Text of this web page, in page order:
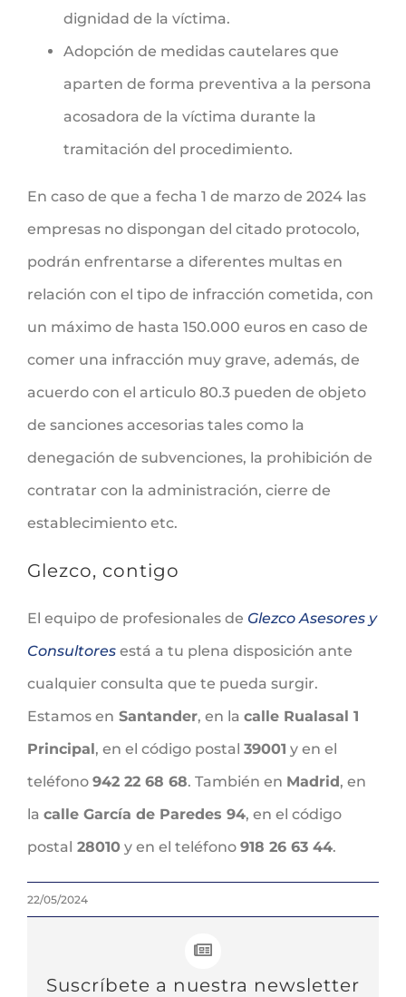
dignidad de la víctima.
Adopción de medidas cautelares que
aparten de forma preventiva a la persona
acosadora de la víctima durante la
tramitación del procedimiento.
En caso de que a fecha 1 de marzo de 2024 las
empresas no dispongan del citado protocolo,
podrán enfrentarse a diferentes multas en
relación con el tipo de infracción cometida, con
un máximo de hasta 150.000 euros en caso de
comer una infracción muy grave, además, de
acuerdo con el articulo 80.3 pueden de objeto
de sanciones accesorias tales como la
denegación de subvenciones, la prohibición de
contratar con la administración, cierre de
establecimiento etc.
Glezco, contigo
El equipo de profesionales de Glezco Asesores y
Consultores está a tu plena disposición ante
cualquier consulta que te pueda surgir.
Estamos en Santander, en la calle Rualasal 1
Principal, en el código postal 39001 y en el
teléfono 942 22 68 68. También en Madrid, en
la calle García de Paredes 94, en el código
postal 28010 y en el teléfono 918 26 63 44.
22/05/2024
Suscríbete a nuestra newsletter